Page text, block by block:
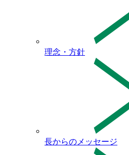
理念・方針
長からのメッセージ